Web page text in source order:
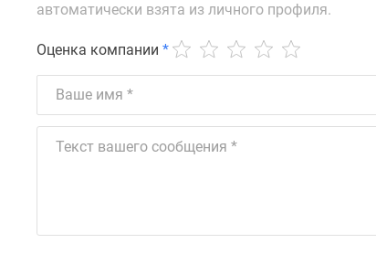
автоматически взята из личного профиля.
Оценка компании *